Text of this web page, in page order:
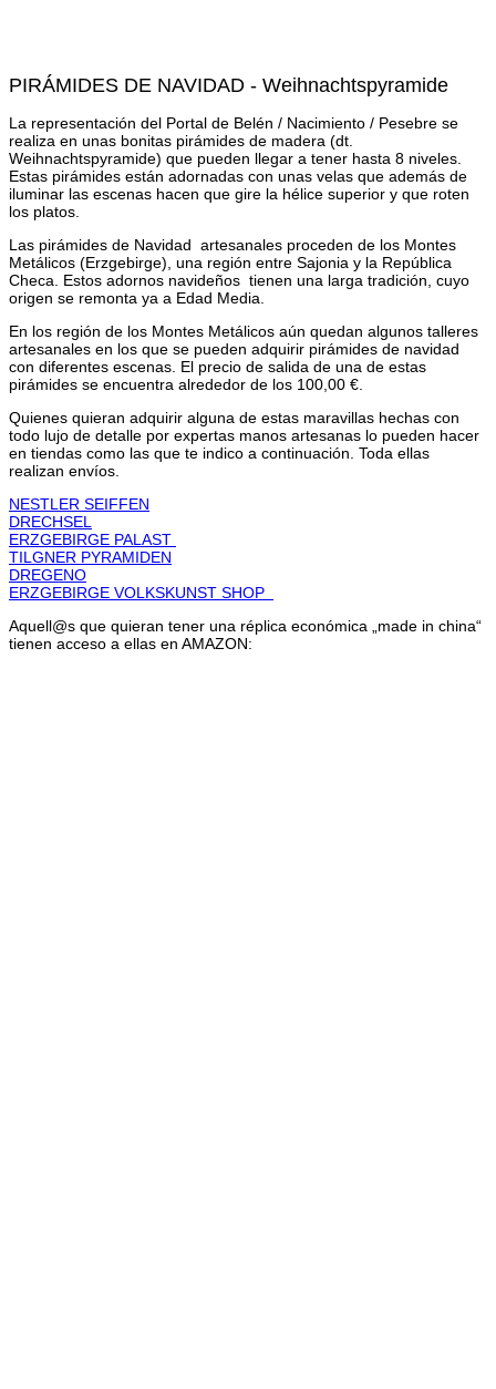
PIRÁMIDES DE NAVIDAD - Weihnachtspyramide
La representación del Portal de Belén / Nacimiento / Pesebre se
realiza en unas bonitas pirámides de madera (dt.
Weihnachtspyramide) que pueden llegar a tener hasta 8 niveles.
Estas pirámides están adornadas con unas velas que además de
iluminar las escenas hacen que gire la hélice superior y que roten
los platos.
Las pirámides de Navidad artesanales proceden de los Montes
Metálicos (Erzgebirge), una región entre Sajonia y la República
Checa. Estos adornos navideños tienen una larga tradición, cuyo
origen se remonta ya a Edad Media.
En los región de los Montes Metálicos aún quedan algunos talleres
artesanales en los que se pueden adquirir pirámides de navidad
con diferentes escenas. El precio de salida de una de estas
pirámides se encuentra alrededor de los 100,00 €.
Quienes quieran adquirir alguna de estas maravillas hechas con
todo lujo de detalle por expertas manos artesanas lo pueden hacer
en tiendas como las que te indico a continuación. Toda ellas
realizan envíos.
NESTLER SEIFFEN
DRECHSEL
ERZGEBIRGE PALAST
TILGNER PYRAMIDEN
DREGENO
ERZGEBIRGE VOLKSKUNST SHOP
Aquell@s que quieran tener una réplica económica „made in china“
tienen acceso a ellas en AMAZON: